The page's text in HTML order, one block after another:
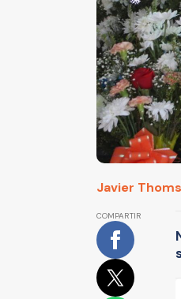
Javier
COMPARTIR